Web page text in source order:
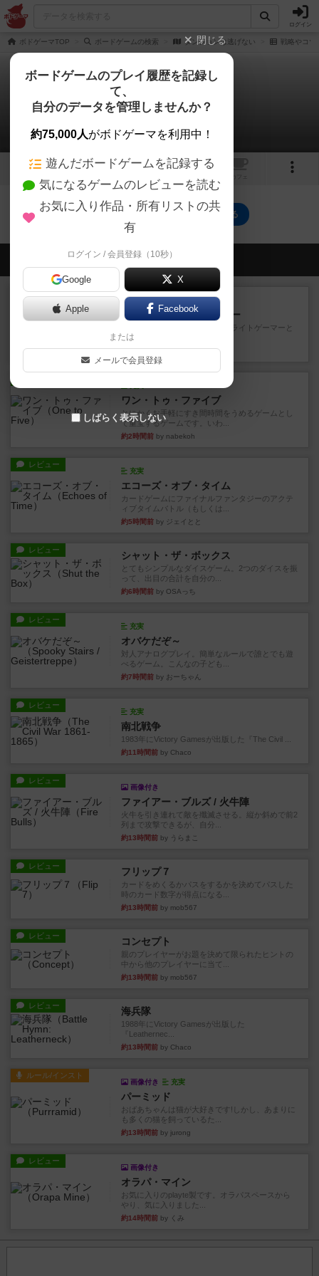
ログイン
ボドゲーマTOP ボードゲームの検索 ダンジョンは逃げない 戦略やコツ
ダンジョンは逃げない
0件の戦略やコツ
1
ダンジョンは逃げないのトップに戻る
会員の新しい投稿
レビュー
アンダー・ザ・テーブラー
笑えるバカゲームを集めているライトゲーマーと
してのレビューです。正体隠...
11分前by toyota
ワン・トゥ・ファイブ
とにかくお手軽にすき間時間をうめるゲームとし
て重宝するゲームです。いわ...
約2時間前 by nabekoh
レビュー
充実
エコーズ・オブ・タイム
カードゲームにファイナルファンタジーのアクテ
ィブタイムバトル（もしくは...
約5時間前 by ジェイとと
レビュー シャット・ザ・ボックス
とてもシンプルなダイスゲーム。2つのダイスを振
って、出目の合計を自分の...
約6時間前 by OSAっち
レビュー
充実
オバケだぞ～
対人アナログプレイ。簡単なルールで誰とでも遊
べるゲーム。こんなの子ども...
約7時間前 by おーちゃん
レビュー
充実
南北戦争
1983年にVictory Gamesが出版した『The Civil ...
約11時間前 by Chaco
レビュー
画像付き
ファイアー・ブルズ / 火牛陣
火牛を引き連れて敵を殲滅させる。縦か斜めで前2
列まで攻撃できるが、自分...
約13時間前 by うらまこ
レビュー フリップ７
カードをめくるかパスをするかを決めてパスした
時のカード数字が得点になる...
約13時間前 by mob567
レビュー コンセプト
親のプレイヤーがお題を決めて限られたヒントの
中から他のプレイヤーに当て...
約13時間前 by mob567
レビュー 海兵隊
1988年にVictory Gamesが出版した
『Leathernec...
約13時間前 by Chaco
ルール/インスト
画像付き 充実
パーミッド
おばあちゃんは猫が大好きです!しかし、あまりに
も多くの猫を飼っているた...
約13時間前 by jurong
レビュー
画像付き
オラパ・マイン
お気に入りのplayte製です。オラパスペースから
やり、気に入りました...
約14時間前 by くみ
閉じる
ボードゲームのプレイ履歴を記録し
て、
自分のデータを管理しませんか？
約75,000人がボドゲーマを利用中！
遊んだボードゲームを記録する
気になるゲームのレビューを読む
お気に入り作品・所有リストの共
有
ログイン / 会員登録（10秒）
Google X
Apple Facebook
または
メールで会員登録
しばらく表示しない